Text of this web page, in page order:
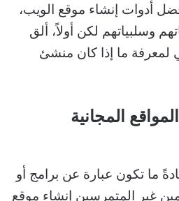
أدوات إنشاء موقع الويب،
وسلبياتهم لكن أولاً، ألق
لمعرفة ما إذا كان منشئ
المجانية
ما تكون عبارة عن برامج أو
غير المتمرسين إنشاء موقع